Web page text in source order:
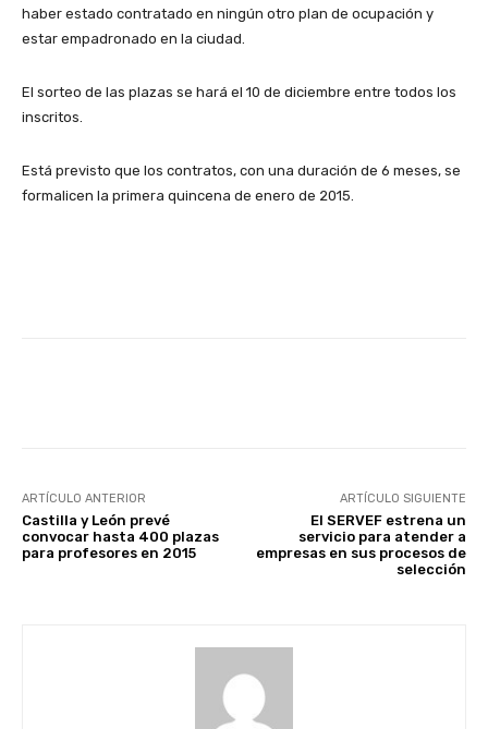
haber estado contratado en ningún otro plan de ocupación y
estar empadronado en la ciudad.
El sorteo de las plazas se hará el 10 de diciembre entre todos los
inscritos.
Está previsto que los contratos, con una duración de 6 meses, se
formalicen la primera quincena de enero de 2015.
ARTÍCULO ANTERIOR
Castilla y León prevé
convocar hasta 400 plazas
para profesores en 2015
ARTÍCULO SIGUIENTE
El SERVEF estrena un
servicio para atender a
empresas en sus procesos de
selección